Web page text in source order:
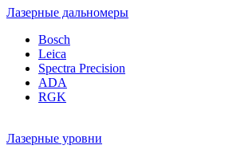
Лазерные дальномеры
Bosch
Leica
Spectra Precision
ADA
RGK
Лазерные уровни